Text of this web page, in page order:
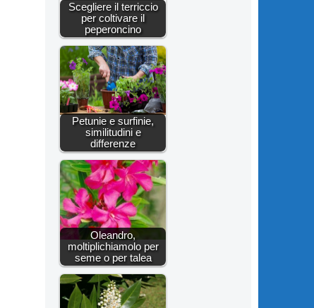
Scegliere il terriccio
per coltivare il
peperoncino
Petunie e surfinie,
similitudini e
differenze
Oleandro,
moltiplichiamolo per
seme o per talea